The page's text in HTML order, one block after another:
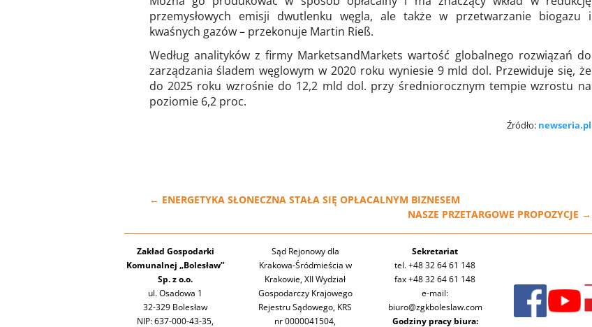
przemysłowych emisji dwutlenku węgla, ale także w przetwarzanie biogazu i
kwaśnych gazów – przekonuje Martin Rieß.
Według analityków z firmy MarketsandMarkets wartość globalnego rozwiązań do
zarządzania śladem węglowym w 2020 roku wyniesie 9 mld dol. Przewiduje się, że
do 2025 roku wzrośnie do 12,2 mld dol. przy średniorocznym tempie wzrostu na
poziomie 6,2 proc.
Źródło: newseria.pl
← ENERGETYKA SŁONECZNA STAŁA SIĘ OPŁACALNYM BIZNESEM
NASZE PRZETARGOWE PROPOZYCJE →
Zakład Gospodarki
Komunalnej „Bolesław”
Sp. z o.o.
ul. Osadowa 1
32-329 Bolesław
NIP: 637-000-43-35,
Sąd Rejonowy dla
Krakowa-Śródmieścia w
Krakowie, XII Wydział
Gospodarczy Krajowego
Rejestru Sądowego, KRS
nr 0000041504,
Sekretariat
tel. +48 32 64 61 148
fax +48 32 64 61 148
e-mail:
biuro@zgkboleslaw.com
Godziny pracy biura: